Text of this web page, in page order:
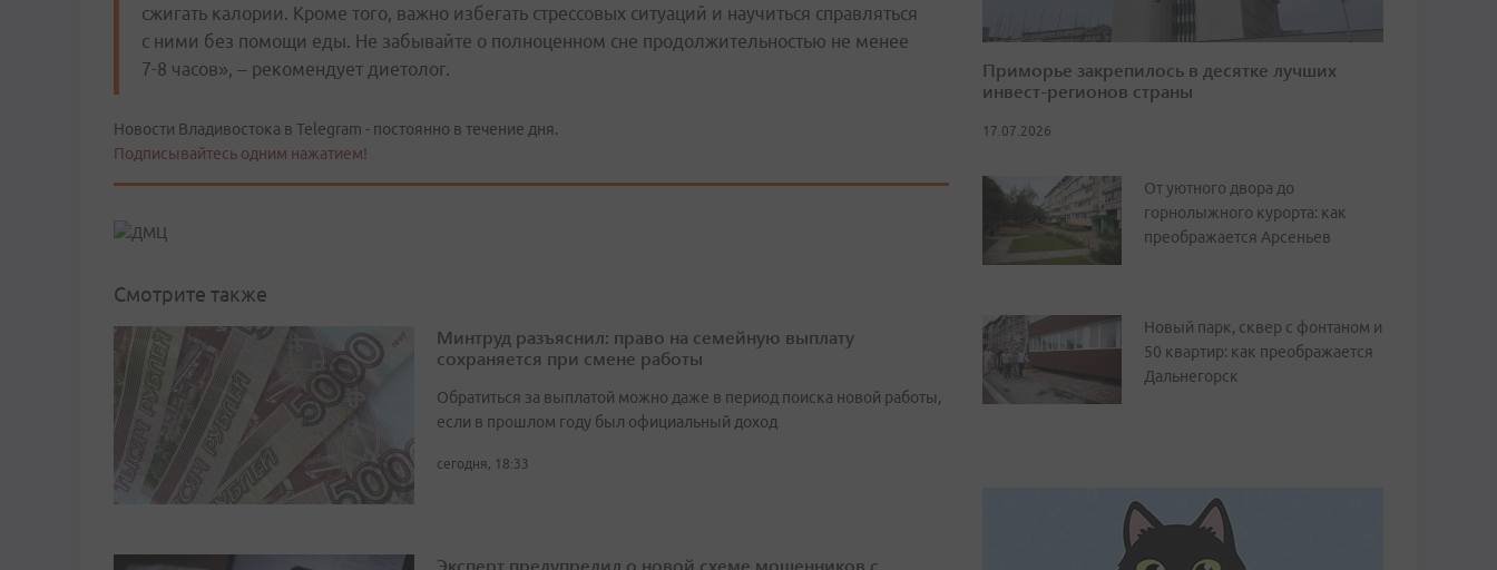
сжигать калории. Кроме того, важно избегать стрессовых ситуаций и научиться справляться
с ними без помощи еды. Не забывайте о полноценном сне продолжительностью не менее
7-8 часов», – рекомендует диетолог.
Новости Владивостока в Telegram - постоянно в течение дня.
Подписывайтесь одним нажатием!
Смотрите также
Минтруд разъяснил: право на семейную выплату
сохраняется при смене работы
Обратиться за выплатой можно даже в период поиска новой работы,
если в прошлом году был официальный доход
сегодня, 18:33
Приморье закрепилось в десятке лучших
инвест-регионов страны
17.07.2026
От уютного двора до
горнолыжного курорта: как
преображается Арсеньев
Новый парк, сквер с фонтаном и
50 квартир: как преображается
Дальнегорск